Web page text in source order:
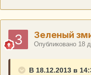
Зеленый
Опубликовано 18
В 18.12.2013 в